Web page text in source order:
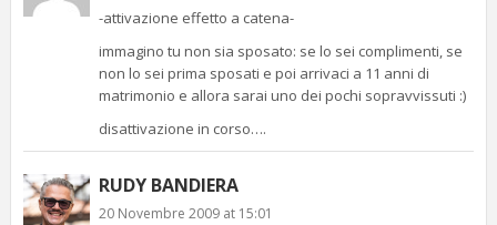
-attivazione effetto a catena-
immagino tu non sia sposato: se lo sei complimenti, se
non lo sei prima sposati e poi arrivaci a 11 anni di
matrimonio e allora sarai uno dei pochi sopravvissuti :)
disattivazione in corso….
RUDY BANDIERA
20 Novembre 2009 at 15:01